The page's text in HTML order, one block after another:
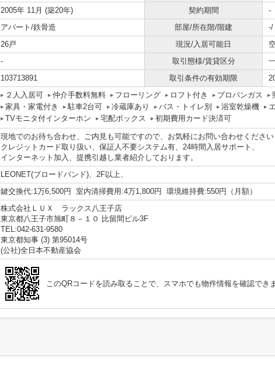
2005年 11月 (築20年) 契約期間
-
アパート/鉄骨造 部屋/所在階/階建
-/
26戸 現況/入居可能日
- 取引態様/賃貸区分
103713891 取引条件の有効期限
２人入居可 仲介手数料無料 フローリング ロフト付き プロパンガス
家具・家電付き
駐車2台可 冷蔵庫あり バス・トイレ別 浴室乾燥機
TVモニタ付インターホン
宅配ボックス 初期費用カード決済可
現地でのお待ち合わせ、ご内見も可能ですので、お気軽にお問い合わせくださ
クレジットカード取り扱い、保証人不要システム有、24時間入居サポート、
インターネット加入、提携引越し業者紹介しております。
LEONET(ブロードバンド)、2F以上、
鍵交換代:1万6,500円 室内清掃費用:4万1,800円 環境維持費:550円（月額）
株式会社ＬＵＸ ラックス八王子店
東京都八王子市旭町８－１０ 比留間ビル3F
TEL:042-631-9580
東京都知事 (3) 第95014号
(公社)全日本不動産協会
このQRコードを読み取ることで、スマホでも物件情報を確認でき